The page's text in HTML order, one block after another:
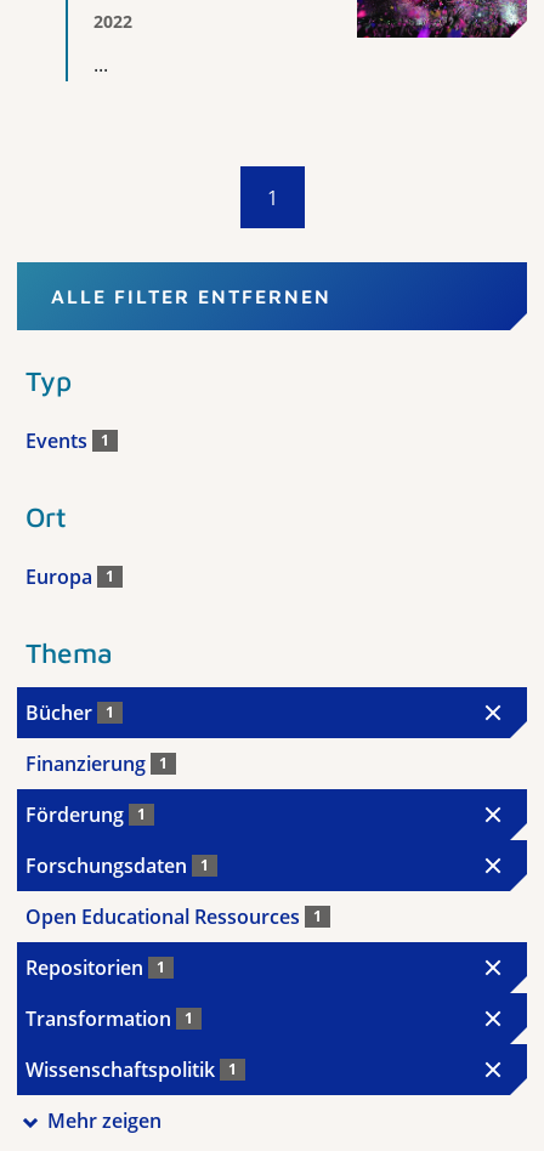
2022
...
1
ALLE FILTER ENTFERNEN
Typ
Events 1
Ort
Europa 1
Thema
Bücher 1
Finanzierung 1
Förderung 1
Forschungsdaten 1
Open Educational Ressources 1
Repositorien 1
Transformation 1
Wissenschaftspolitik 1
Mehr zeigen